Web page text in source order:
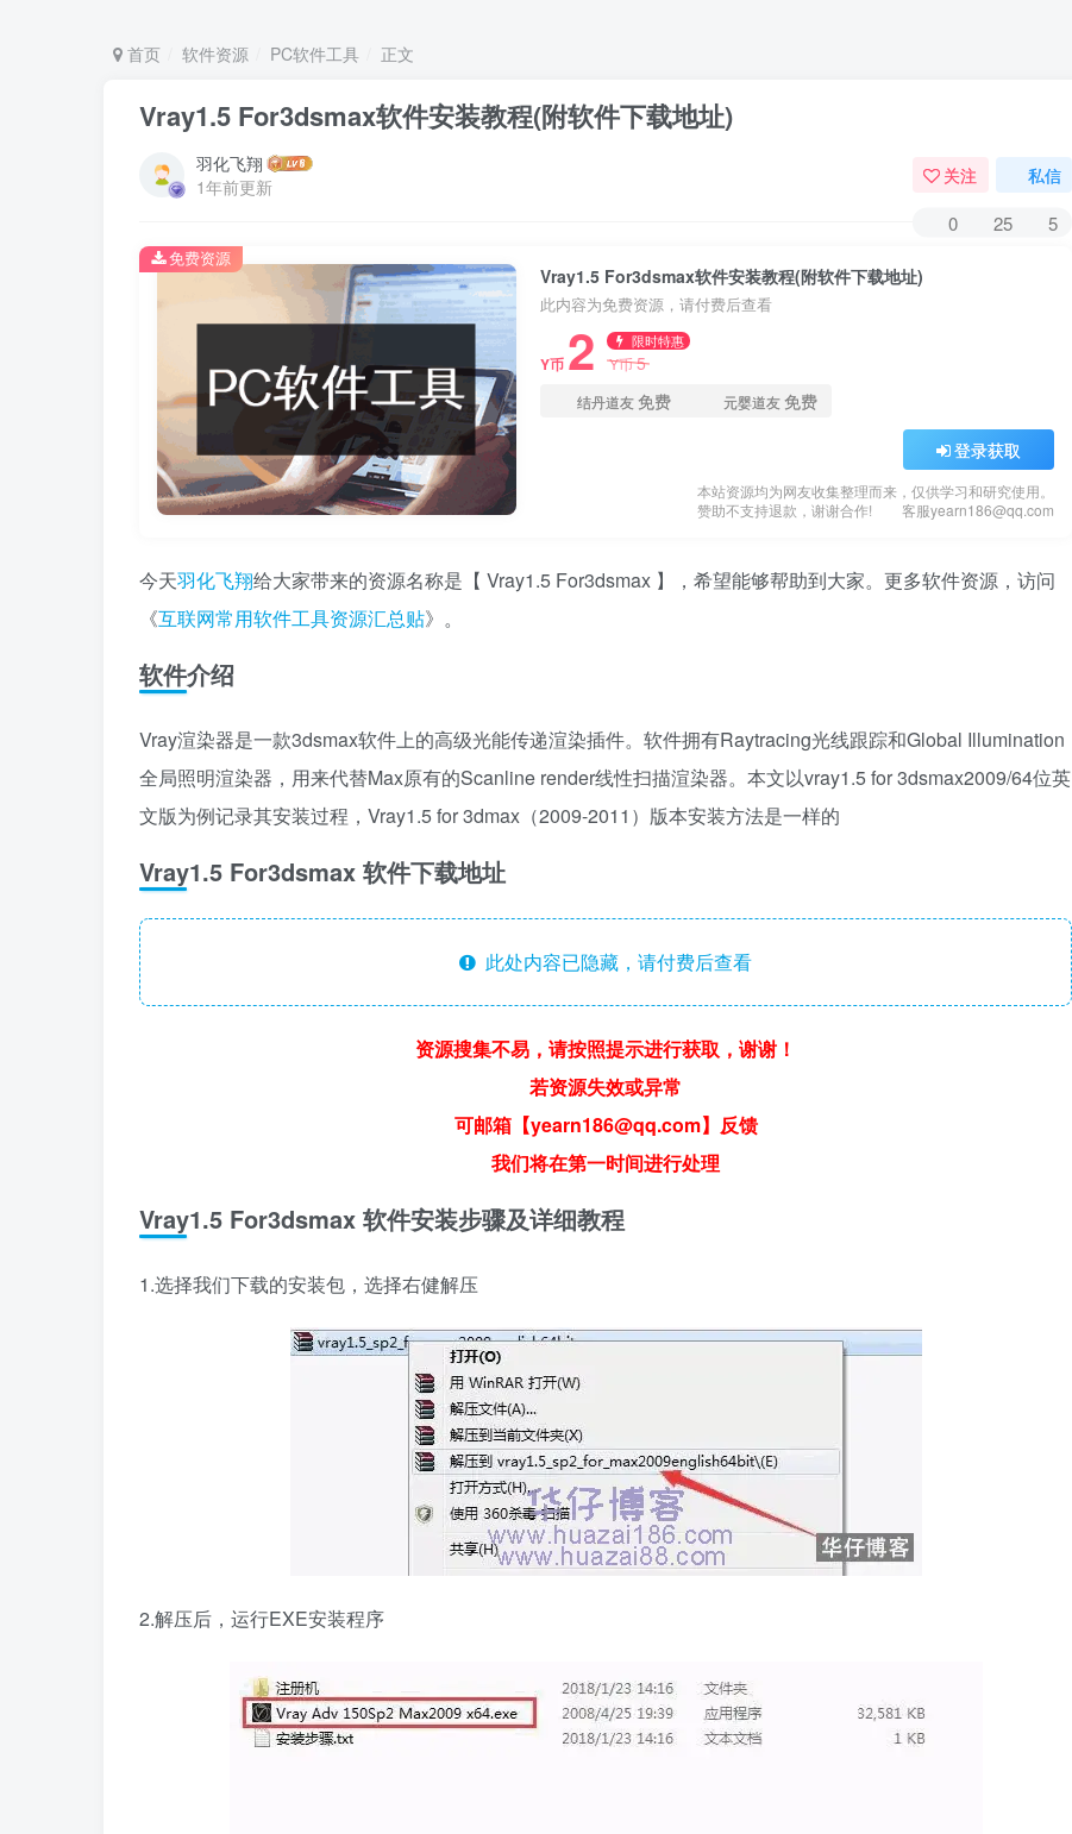
首页 软件资源 PC软件工具 正文
Vray1.5 For3dsmax软件安装教程(附软件下载地址)
羽化飞翔
1年前更新
关注 私信
0 25 5
Vray1.5 For3dsmax软件安装教程(附软件下载地址)
此内容为免费资源，请付费后查看
Y币 2 限时特惠
Y币5
结丹道友免费 元婴道友免费
登录获取
本站资源均为网友收集整理而来，仅供学习和研究使用。
赞助不支持退款，谢谢合作!
客服yearn186@qq.com
免费资源
今天羽化飞翔给大家带来的资源名称是【 Vray1.5 For3dsmax 】，希望能够帮助到大家。更多软件资源，访问
《互联网常用软件工具资源汇总贴》。
软件介绍
Vray渲染器是一款3dsmax软件上的高级光能传递渲染插件。软件拥有Raytracing光线跟踪和Global Illumination
全局照明渲染器，用来代替Max原有的Scanline render线性扫描渲染器。本文以vray1.5 for 3dsmax2009/64位英
文版为例记录其安装过程，Vray1.5 for 3dmax（2009-2011）版本安装方法是一样的
Vray1.5 For3dsmax 软件下载地址
此处内容已隐藏，请付费后查看
资源搜集不易，请按照提示进行获取，谢谢！
若资源失效或异常
可邮箱【yearn186@qq.com】反馈
我们将在第一时间进行处理
Vray1.5 For3dsmax 软件安装步骤及详细教程
1.选择我们下载的安装包，选择右健解压
2.解压后，运行EXE安装程序